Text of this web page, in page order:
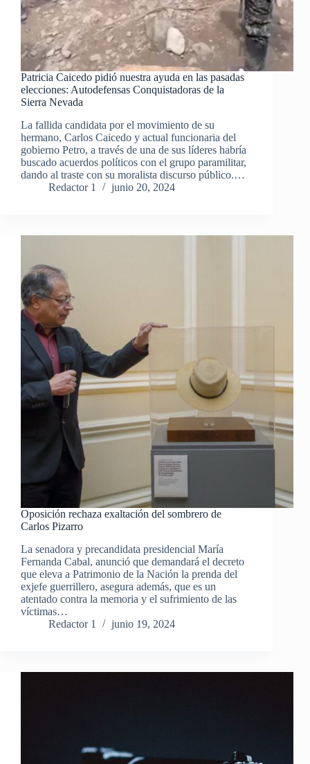
Patricia Caicedo pidió nuestra ayuda en las pasadas
elecciones: Autodefensas Conquistadoras de la
Sierra Nevada
La fallida candidata por el movimiento de su
hermano, Carlos Caicedo y actual funcionaria del
gobierno Petro, a través de una de sus líderes habría
buscado acuerdos políticos con el grupo paramilitar,
dando al traste con su moralista discurso público.…
Redactor 1
junio 20, 2024
Oposición rechaza exaltación del sombrero de
Carlos Pizarro
La senadora y precandidata presidencial María
Fernanda Cabal, anunció que demandará el decreto
que eleva a Patrimonio de la Nación la prenda del
exjefe guerrillero, asegura además, que es un
atentado contra la memoria y el sufrimiento de las
víctimas…
Redactor 1
junio 19, 2024